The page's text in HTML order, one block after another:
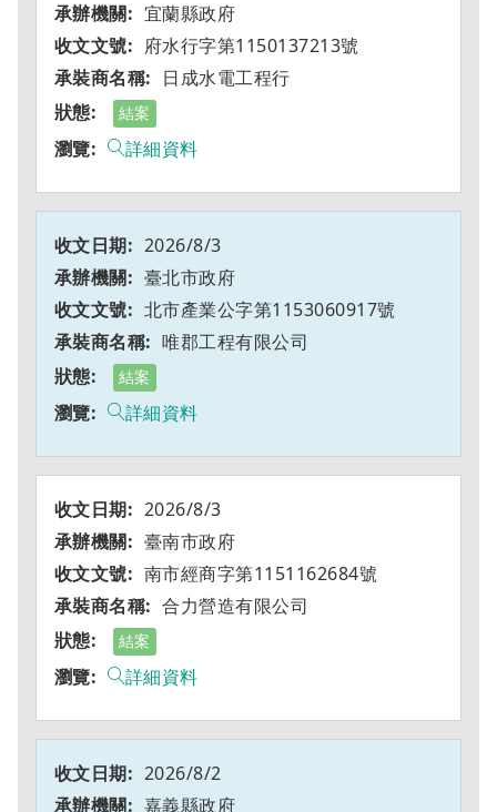
宜蘭縣政府
府水行字第1150137213號
日成水電工程行
結案
詳細資料
2026/8/3
臺北市政府
北市產業公字第1153060917號
唯郡工程有限公司
結案
詳細資料
2026/8/3
臺南市政府
南市經商字第1151162684號
合力營造有限公司
結案
詳細資料
2026/8/2
嘉義縣政府